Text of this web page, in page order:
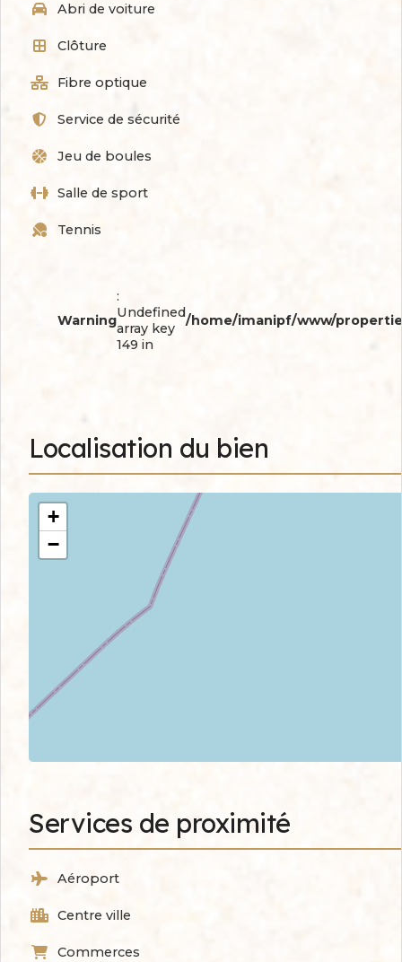
Abri de voiture
Clôture
Fibre optique
Service de sécurité
Jeu de boules
Salle de sport
Tennis
Warning
:
Undefined
array key
149 in
/home/imanipf/www/
Localisation du bien
+
−
Services de proximité
Aéroport
Centre ville
Commerces